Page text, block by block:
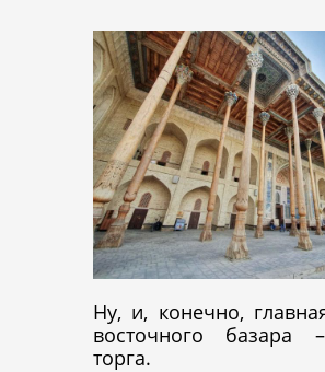
Ну, и, конечно,
восточного базара
торга.